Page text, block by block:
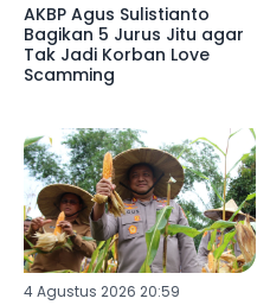
AKBP Agus Sulistianto
Bagikan 5 Jurus Jitu agar
Tak Jadi Korban Love
Scamming
4 Agustus 2026 20:59